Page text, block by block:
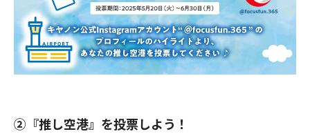
②『推し空港』を投票しよう！